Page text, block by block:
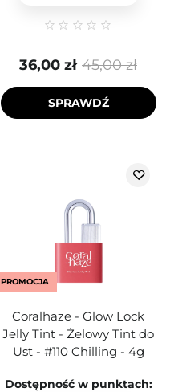
45,00 zł
36,00 zł
SPRAWDŹ
PROMOCJA
Coralhaze - Glow Lock
Jelly Tint - Żelowy Tint do
Ust - #110 Chilling - 4g
Dostępność w punktach: